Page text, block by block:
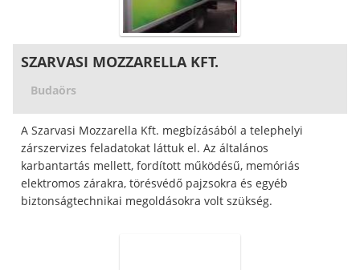
SZARVASI MOZZARELLA KFT.
Budaörs
A Szarvasi Mozzarella Kft. megbízásából a telephelyi
zárszervizes feladatokat láttuk el. Az általános
karbantartás mellett, fordított működésű, memóriás
elektromos zárakra, törésvédő pajzsokra és egyéb
biztonságtechnikai megoldásokra volt szükség.